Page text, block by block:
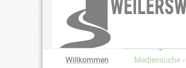
Willkommen Mediensuche